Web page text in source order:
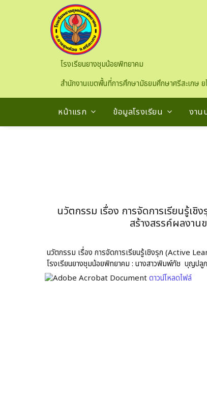
Skip to main content
โรงเรียนยางชุมน้อยพิทยาคม
สำนักงานเขตพื้นที่การศึกษามัธยมศึกษาศรีสะเกษ ย
หน้าแรก ข้อมูลโรงเรียน งาน
นวัตกรรม เรื่อง การจัดการเรียนรู้เ
สร้างสรรค์ผลงา
นวัตกรรม เรื่อง การจัดการเรียนรู้เชิงรุก (Active
โรงเรียนยางชุมน้อยพิทยาคม : นางสาวพิมพ์ภัช บุญปลูก
ดาวน์โหลดไฟล์